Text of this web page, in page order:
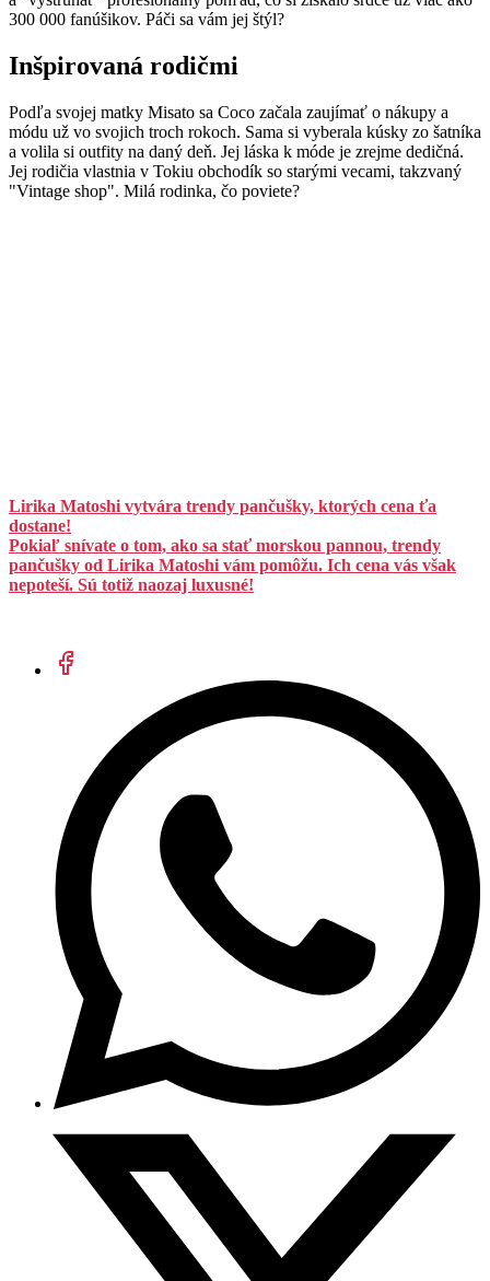
300 000 fanúšikov. Páči sa vám jej štýl?
Inšpirovaná rodičmi
Podľa svojej matky Misato sa Coco začala zaujímať o nákupy a
módu už vo svojich troch rokoch. Sama si vyberala kúsky zo šatníka
a volila si outfity na daný deň. Jej láska k móde je zrejme dedičná.
Jej rodičia vlastnia v Tokiu obchodík so starými vecami, takzvaný
"Vintage shop". Milá rodinka, čo poviete?
Lirika Matoshi vytvára trendy pančušky, ktorých cena ťa
dostane!
Pokiaľ snívate o tom, ako sa stať morskou pannou, trendy
pančušky od Lirika Matoshi vám pomôžu. Ich cena vás však
nepoteší. Sú totiž naozaj luxusné!